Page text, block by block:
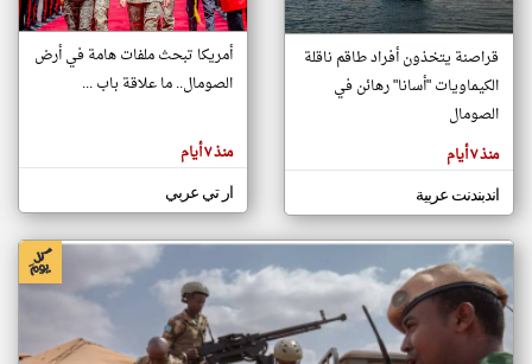
تغيير الدولة
اخبار الصومال على مدار الساعة
أهم اخبار الصومال العاجلة والمباشرة
المقالات
هنا عن
وجهة
كاتبيها.
قراصنة يتخذون أفراد طاقم ناقلة
الكيماويات "أسانا" رهائن في
الصومال
منذ ٧ أيام
اندبندنت عربية
أمريكا تبحث ملفات هامة في أرض
الصومال.. ما علاقة باب ...
منذ ٧ أيام
ار تي عربي
klyoum.com